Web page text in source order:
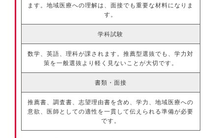
ます。地域医療への理解は、面接でも重要な材料になりま
す。
学科試験
数学、英語、理科が課されます。推薦型選抜でも、学力対
策を一般選抜より軽く見ないことが大切です。
書類・面接
推薦書、調査書、志望理由書を含め、学力、地域医療への
意欲、医師としての適性を一貫して伝えられる準備が必要
です。